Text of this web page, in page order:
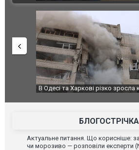
В Одесі та Харкові різко зросла
БЛОГОСТРІЧКА
Актуальне питання. Що корисніше:
чи морозиво — розповіли експерти